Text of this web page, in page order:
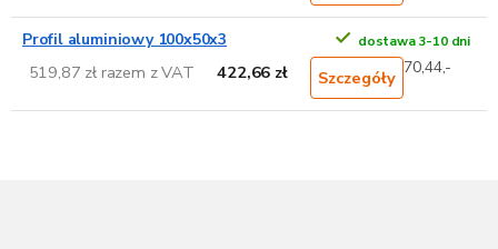
Profil aluminiowy 100x50x3 dostawa 3-10 dni
519,87 zł razem z VAT 422,66 zł Szczegóły 70,44,-